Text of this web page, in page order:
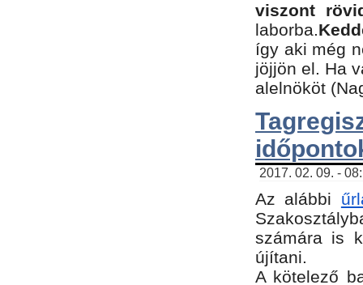
viszont
laborba.
így aki még
jöjjön el. Ha
alelnököt
2017. 02. 09. -
Az alábbi
számára is
újítani.
​A kötelező